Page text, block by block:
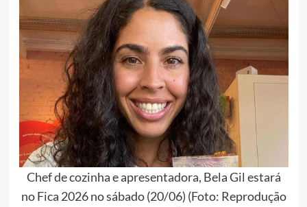
Chef de cozinha e apresentadora, Bela Gil estará
no Fica 2026 no sábado (20/06) (Foto: Reprodução